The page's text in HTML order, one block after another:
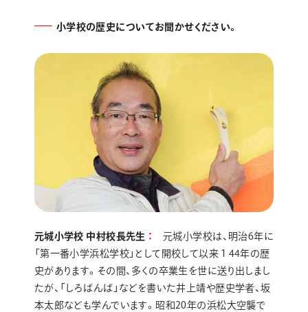
小学校の歴史についてお聞かせください。
元城小学校 中村校長先生
元城小学校は、明治6年に
「第一番小学浜松学校」として開校して以来１44年の歴
史があります。その間、多くの卒業生を世に送り出しまし
たが、「しろばんば」などを書いた井上靖や歴史学者、坂
本太郎なども学んでいます。昭和20年の浜松大空襲で